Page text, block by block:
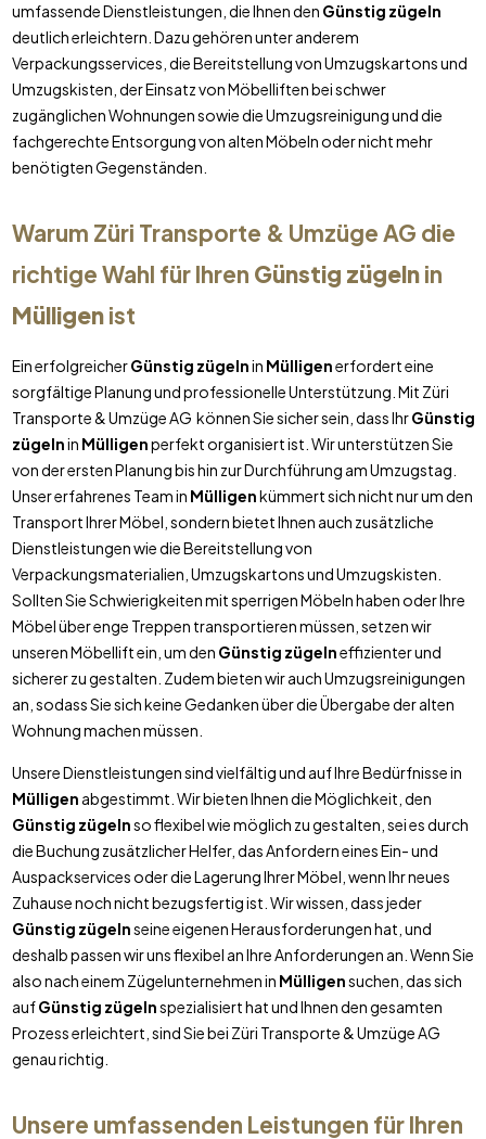
umfassende Dienstleistungen, die Ihnen den Günstig zügeln
deutlich erleichtern. Dazu gehören unter anderem
Verpackungsservices, die Bereitstellung von Umzugskartons und
Umzugskisten, der Einsatz von Möbelliften bei schwer
zugänglichen Wohnungen sowie die Umzugsreinigung und die
fachgerechte Entsorgung von alten Möbeln oder nicht mehr
benötigten Gegenständen.
Warum Züri Transporte & Umzüge AG die
richtige Wahl für Ihren Günstig zügelnin
Mülligenist
Ein erfolgreicherGünstig zügelnin Mülligenerfordert eine
sorgfältige Planung und professionelle Unterstützung. Mit Züri
Transporte & Umzüge AG können Sie sicher sein, dass IhrGünstig
zügelnin Mülligenperfekt organisiert ist. Wir unterstützen Sie
von der ersten Planung bis hin zur Durchführung am Umzugstag.
Unser erfahrenes Team in Mülligenkümmert sich nicht nur um den
Transport Ihrer Möbel, sondern bietet Ihnen auch zusätzliche
Dienstleistungen wie die Bereitstellung von
Verpackungsmaterialien, Umzugskartons und Umzugskisten.
Sollten Sie Schwierigkeiten mit sperrigen Möbeln haben oder Ihre
Möbel über enge Treppen transportieren müssen, setzen wir
unseren Möbellift ein, um den Günstig zügelneffizienter und
sicherer zu gestalten. Zudem bieten wir auch Umzugsreinigungen
an, sodass Sie sich keine Gedanken über die Übergabe der alten
Wohnung machen müssen.
Unsere Dienstleistungen sind vielfältig und auf Ihre Bedürfnisse in
Mülligen abgestimmt. Wir bieten Ihnen die Möglichkeit, den
Günstig zügelnso flexibel wie möglich zu gestalten, sei es durch
die Buchung zusätzlicher Helfer, das Anfordern eines Ein- und
Auspackservices oder die Lagerung Ihrer Möbel, wenn Ihr neues
Zuhause noch nicht bezugsfertig ist. Wir wissen, dass jeder
Günstig zügelnseine eigenen Herausforderungen hat, und
deshalb passen wir uns flexibel an Ihre Anforderungen an. Wenn Sie
also nach einem Zügelunternehmen in Mülligensuchen, das sich
aufGünstig zügelnspezialisiert hat und Ihnen den gesamten
Prozess erleichtert, sind Sie bei Züri Transporte & Umzüge AG
genau richtig.
Unsere umfassenden Leistungen für Ihren